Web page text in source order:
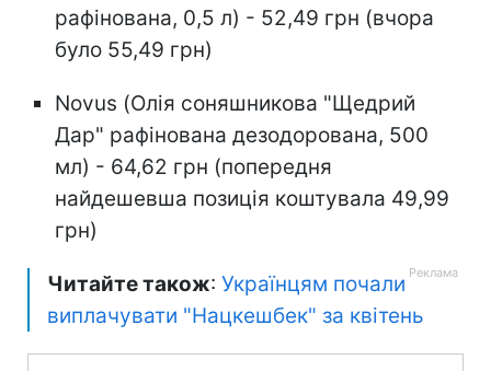
рафінована, 0,5 л) - 52,49 грн (вчора
було 55,49 грн)
Novus (Олія соняшникова "Щедрий
Дар" рафінована дезодорована, 500
мл) - 64,62 грн (попередня
найдешевша позиція коштувала 49,99
грн)
Читайте також: Українцям почали
виплачувати "Нацкешбек" за квітень